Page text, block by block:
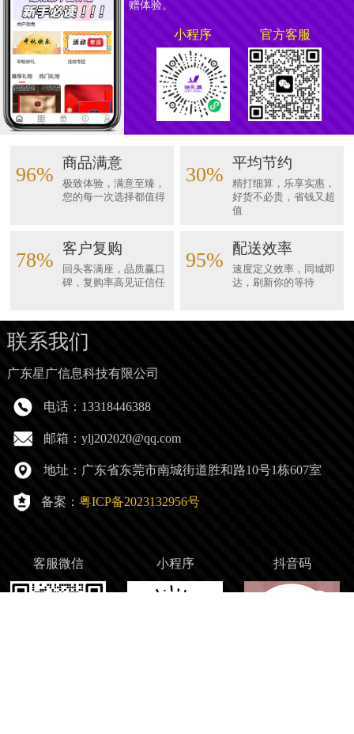
赠体验。
小程序 官方客服
96%
商品满意
极致体验，满意至臻，
您的每一次选择都值得
30%
平均节约
精打细算，乐享实惠，
好货不必贵，省钱又超
值
78%
客户复购
回头客满座，品质赢口
碑，复购率高见证信任
95%
配送效率
速度定义效率，同城即
达，刷新你的等待
联系我们
广东星广信息科技有限公司
电话：13318446388
邮箱：ylj202020@qq.com
地址：广东省东莞市南城街道胜和路10号1栋607室
备案：粤ICP备2023132956号
客服微信 小程序 抖音码